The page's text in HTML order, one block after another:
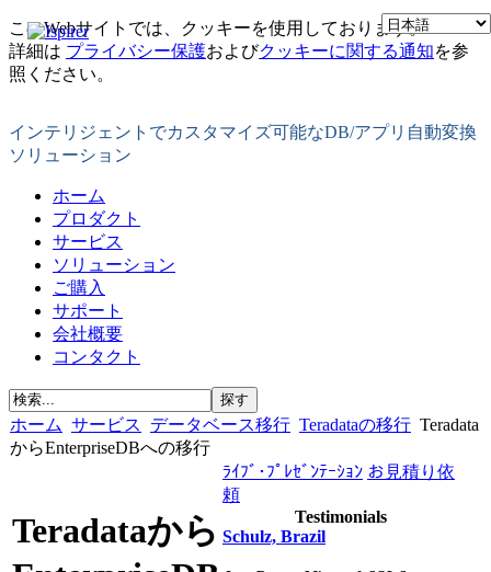
このWebサイトでは、クッキーを使用しております。
詳細は プライバシー保護およびクッキーに関する通知を参
照ください。
インテリジェントでカスタマイズ可能なDB/アプリ自動変換
ソリューション
ホーム
プロダクト
サービス
ソリューション
ご購入
サポート
会社概要
コンタクト
ホーム サービス データベース移行 Teradataの移行 Teradata
からEnterpriseDBへの移行
Teradataから
ﾗｲﾌﾞ･ﾌﾟﾚｾﾞﾝﾃｰｼｮﾝ お見積り依
頼
Testimonials
Schulz, Brazil